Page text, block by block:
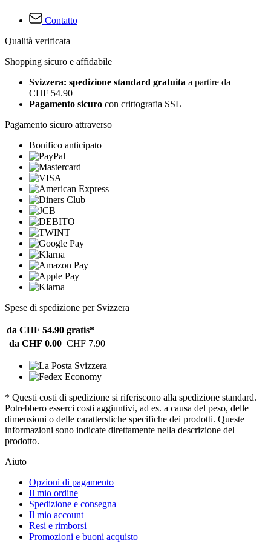
Contatto
Qualità verificata
Shopping sicuro e affidabile
Svizzera: spedizione standard gratuita a partire da
CHF 54.90
Pagamento sicuro con crittografia SSL
Pagamento sicuro attraverso
Bonifico anticipato
Spese di spedizione per Svizzera
da CHF 54.90 gratis*
da CHF 0.00 CHF 7.90
* Questi costi di spedizione si riferiscono alla spedizione standard.
Potrebbero esserci costi aggiuntivi, ad es. a causa del peso, delle
dimensioni o delle caratterstiche specifiche dei prodotti. Queste
informazioni sono indicate direttamente nella descrizione del
prodotto.
Aiuto
Opzioni di pagamento
Il mio ordine
Spedizione e consegna
Il mio account
Resi e rimborsi
Promozioni e buoni acquisto